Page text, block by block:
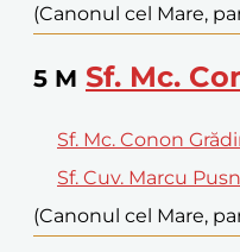
(Canonul cel Mare,
5 M Sf. Mc.
Sf. Mc. Conon
Sf. Cuv. Marcu
(Canonul cel Mare,